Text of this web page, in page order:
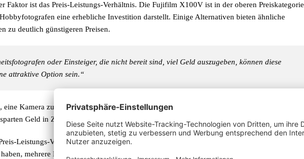
Faktor ist das Preis-Leistungs-Verhältnis. Die Fujifilm X100V ist in der oberen Preiskategorie
eine erhebliche Investition darstellt. Einige Alternativen bieten ähnliche
zu deutlich günstigeren Preisen.
oder Einsteiger, die nicht bereit sind, viel Geld auszugeben, können diese
attraktive Option sein.“
Kamera zu wählen, die ihre Anforderungen erfüllt, ohne das Budget zu sprengen. Oftmals
Geld in Zubehör investieren oder sich auf das Erlernen neuer Techniken konzentrieren.
Leistungs-Verhältnis Ihnen ermöglichen, in verschiedene Kameramodelle zu investieren.
mehrere Kameras auszuprobieren, können Sie Ihren fotografischen Stil besser